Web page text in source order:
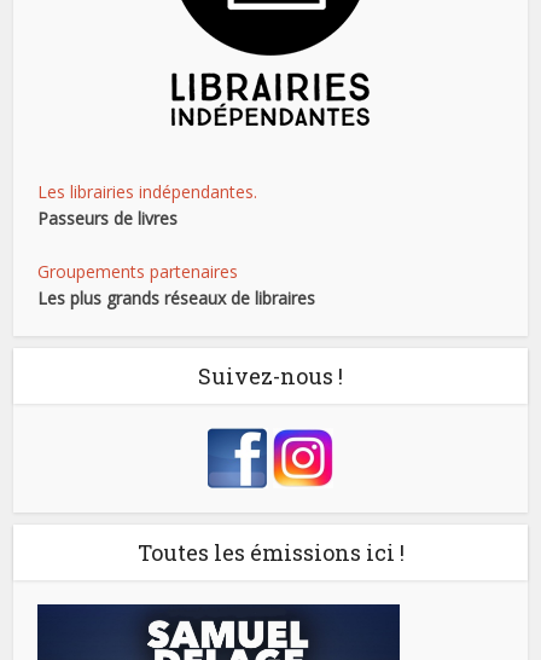
Les librairies indépendantes.
Passeurs de livres
Groupements partenaires
Les plus grands réseaux de libraires
Suivez-nous !
Toutes les émissions ici !